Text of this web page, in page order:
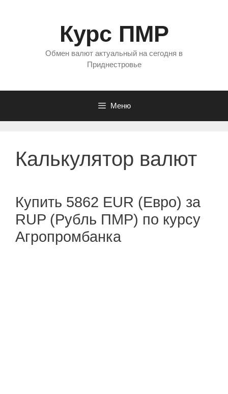
Курс ПМР
Обмен валют актуальный на сегодня в
Приднестровье
Меню
Калькулятор валют
Купить 5862 EUR (Евро) за
RUP (Рубль ПМР) по курсу
Агропромбанка